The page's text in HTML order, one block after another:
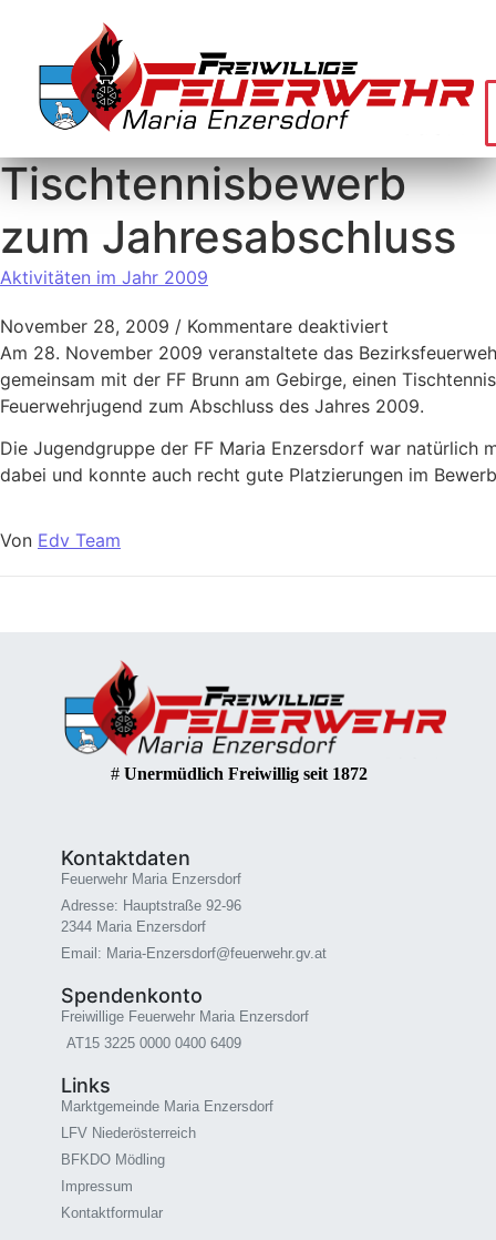
Tischtennisbewerb
zum Jahresabschluss
Aktivitäten im Jahr 2009
November 28, 2009 / Kommentare deaktiviert
Am 28. November 2009 veranstaltete das
gemeinsam mit der FF Brunn am Gebirge, einen
Feuerwehrjugend zum Abschluss des Jahres 2009.
Die Jugendgruppe der FF Maria Enzersdorf war natürlich
dabei und konnte auch recht gute Platzierungen im
Von Edv Team
# Unermüdlich Freiwillig seit 1872
Kontaktdaten
Feuerwehr Maria Enzersdorf
Adresse: Hauptstraße 92-96
2344 Maria Enzersdorf
Email: Maria-Enzersdorf@feuerwehr.gv.at
Spendenkonto
Freiwillige Feuerwehr Maria Enzersdorf
AT15 3225 0000 0400 6409
Links
Marktgemeinde Maria Enzersdorf
LFV Niederösterreich
BFKDO Mödling
Impressum
Kontaktformular